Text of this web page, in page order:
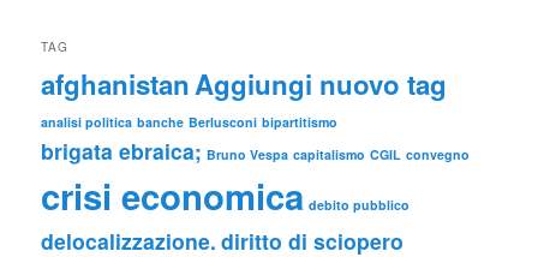
TAG
afghanistanAggiungi nuovo tag
analisi politica banche Berlusconi bipartitismo
brigata ebraica; Bruno Vespa capitalismo CGIL convegno
crisi economica debito pubblico
delocalizzazione. diritto di sciopero